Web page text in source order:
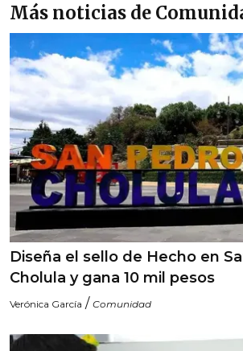
Más noticias de
Diseña el sello de Hecho en
Cholula y gana 10 mil pesos
Verónica García / Comunidad